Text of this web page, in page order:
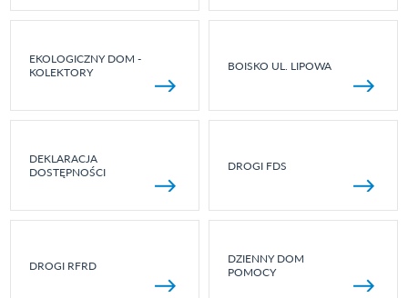
EKOLOGICZNY DOM -
KOLEKTORY
BOISKO UL. LIPOWA
DEKLARACJA
DOSTĘPNOŚCI
DROGI FDS
DROGI RFRD
DZIENNY DOM
POMOCY